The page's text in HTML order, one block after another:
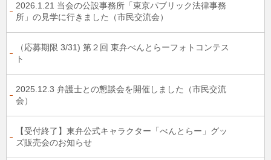
2026.1.21 当会の公設事務所「東京パブリック法律事務
所」の見学に行きました（市民交流会）
（応募期限 3/31) 第２回 東弁べんとらーフォトコンテス
ト
2025.12.3 弁護士との懇談会を開催しました（市民交流
会）
【受付終了】東弁公式キャラクター「べんとらー」グッ
ズ販売会のお知らせ